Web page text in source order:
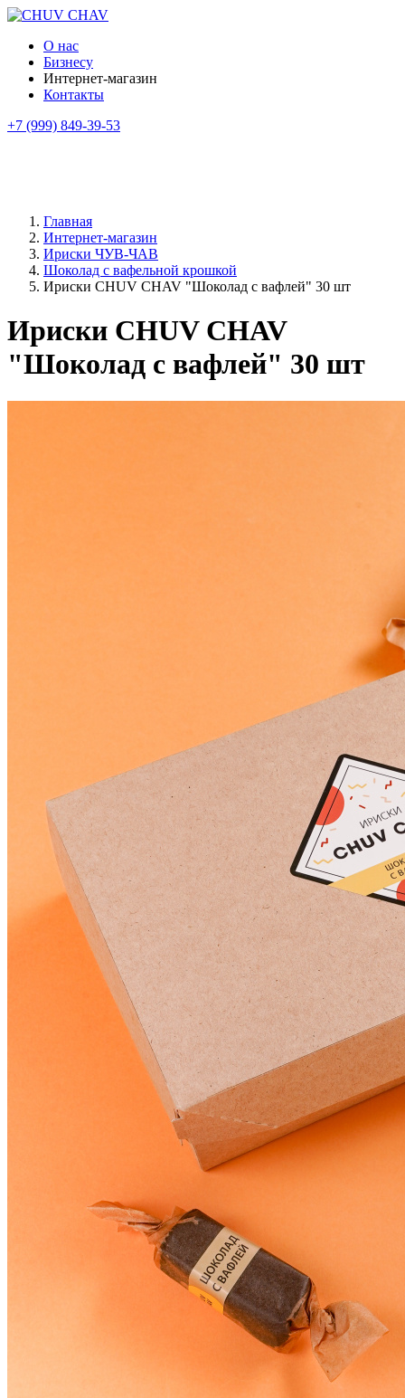
О нас
Бизнесу
Интернет-магазин
Контакты
+7 (999) 849-39-53
Главная
Интернет-магазин
Ириски ЧУВ-ЧАВ
Шоколад с вафельной крошкой
Ириски CHUV CHAV "Шоколад с вафлей" 30 шт
Ириски CHUV CHAV
"Шоколад с вафлей" 30 шт